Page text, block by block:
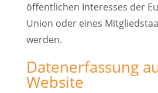
öffentlichen Interesses der
Union oder eines
werden.
Datenerfassung
Website